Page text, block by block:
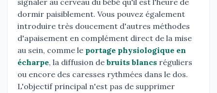
signaler au cerveau du bébé qu'il est l'heure de
dormir paisiblement. Vous pouvez également
introduire très doucement d'autres méthodes
d'apaisement en complément direct de la mise
au sein, comme le portage physiologique en
écharpe, la diffusion de bruits blancs réguliers
ou encore des caresses rythmées dans le dos.
L'objectif principal n'est pas de supprimer